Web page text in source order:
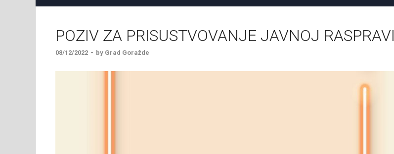
POZIV ZA PRISUSTVOVANJE JAVNOJ RASPRAVI
08/12/2022 - by Grad Goražde